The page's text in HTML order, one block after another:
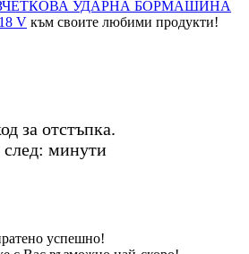
УДАРНА БОРМАШИНА
V към своите любими продукти!
за отстъпка.
минути
успешно!